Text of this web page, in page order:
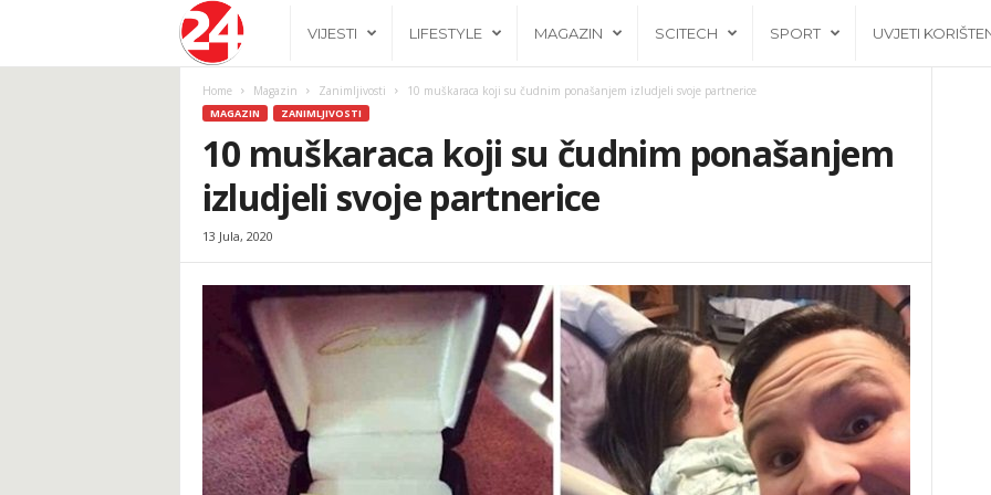
.
a
VIJESTI LIFESTYLE MAGAZIN SCITECH SPORT UVJETI
Home Magazin Zanimljivosti 10 muškaraca koji su čudnim ponašanjem izludjeli svoje partnerice
MAGAZIN ZANIMLJIVOSTI
10 muškaraca koji su čudnim ponašanjem
izludjeli svoje partnerice
13 Jula, 2020